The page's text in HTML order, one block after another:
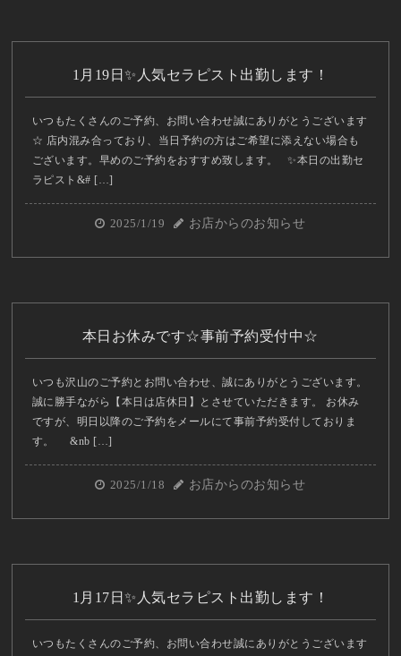
1月19日✨人気セラピスト出勤します！
いつもたくさんのご予約、お問い合わせ誠にありがとうございます
☆ 店内混み合っており、当日予約の方はご希望に添えない場合も
ございます。早めのご予約をおすすめ致します。 ✨本日の出勤セ
ラピスト&# […]
2025/1/19 お店からのお知らせ
本日お休みです☆事前予約受付中☆
いつも沢山のご予約とお問い合わせ、誠にありがとうございます。
誠に勝手ながら【本日は店休日】とさせていただきます。 お休み
ですが、明日以降のご予約をメールにて事前予約受付しておりま
す。 &nb […]
2025/1/18 お店からのお知らせ
1月17日✨人気セラピスト出勤します！
いつもたくさんのご予約、お問い合わせ誠にありがとうございます